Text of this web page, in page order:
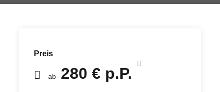
Preis
ab 280 € p.P.